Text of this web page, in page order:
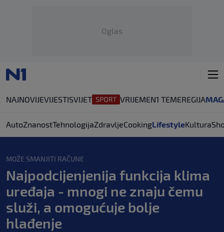
Oglas
NAJNOVIJEVIJESTISVIJET VRIJEMEN1 TEMEREGIJA
AutoZnanostTehnologijaZdravljeCookingLifestyleKultura
MOŽE SMANJITI RAČUNE
Najpodcijenjenija funkcija klima
uređaja - mnogi ne znaju čemu
služi, a omogućuje bolje
hlađenje